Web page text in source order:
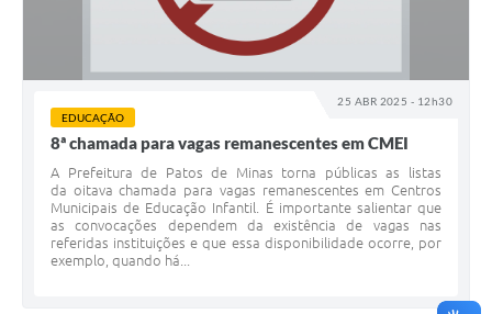
25 ABR 2025 - 12h30
EDUCAÇÃO
8ª chamada para vagas remanescentes em CMEI
A Prefeitura de Patos de Minas torna públicas as listas
da oitava chamada para vagas remanescentes em Centros
Municipais de Educação Infantil. É importante salientar que
as convocações dependem da existência de vagas nas
referidas instituições e que essa disponibilidade ocorre, por
exemplo, quando há...